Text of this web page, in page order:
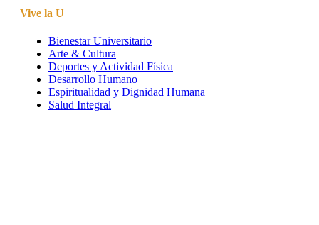
Vive la U
Bienestar Universitario
Arte & Cultura
Deportes y Actividad Física
Desarrollo Humano
Espiritualidad y Dignidad Humana
Salud Integral